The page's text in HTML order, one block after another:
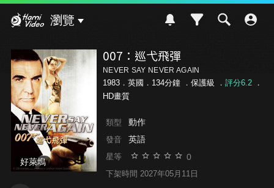
瀏覽
好萊塢
007：巡弋飛彈
NEVER SAY NEVER AGAIN
1983．英國．134分鐘 ． 保護級 ． 評分6.2．
HD畫質
類型 動作
發音 英語
星等 0
下架時間 2027年05月11日